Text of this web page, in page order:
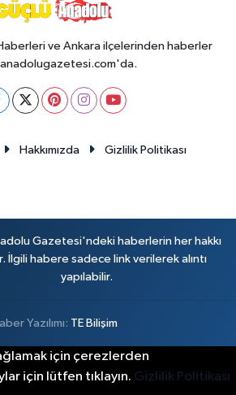
ve Ankara ilçelerinden haberler
Hakkımızda
Gizlilik Politikası
Gazetesi'ndeki haberlerin her hakkı
İlgili habere sadece link verilerek alıntı
yapılabilir.
Yazılımı: TE Bilişim
için çerezlerden
için lütfen tıklayın. Gizlilik Politikası